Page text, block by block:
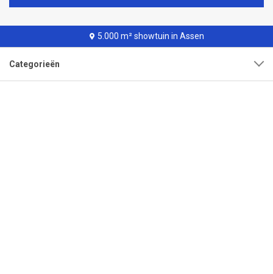
5.000 m² showtuin in Assen
Categorieën